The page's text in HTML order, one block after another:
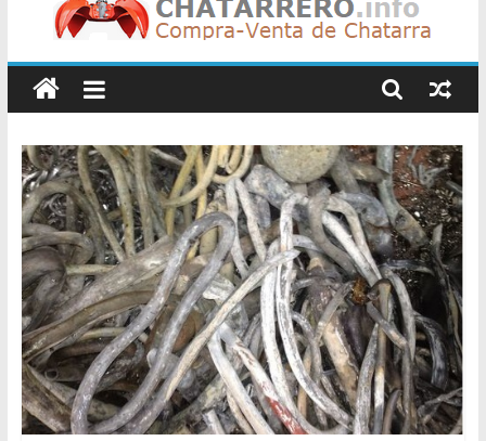
Chatarreros
–
Precio
de
Chatarra
Directorio
de
Chatarreros
para